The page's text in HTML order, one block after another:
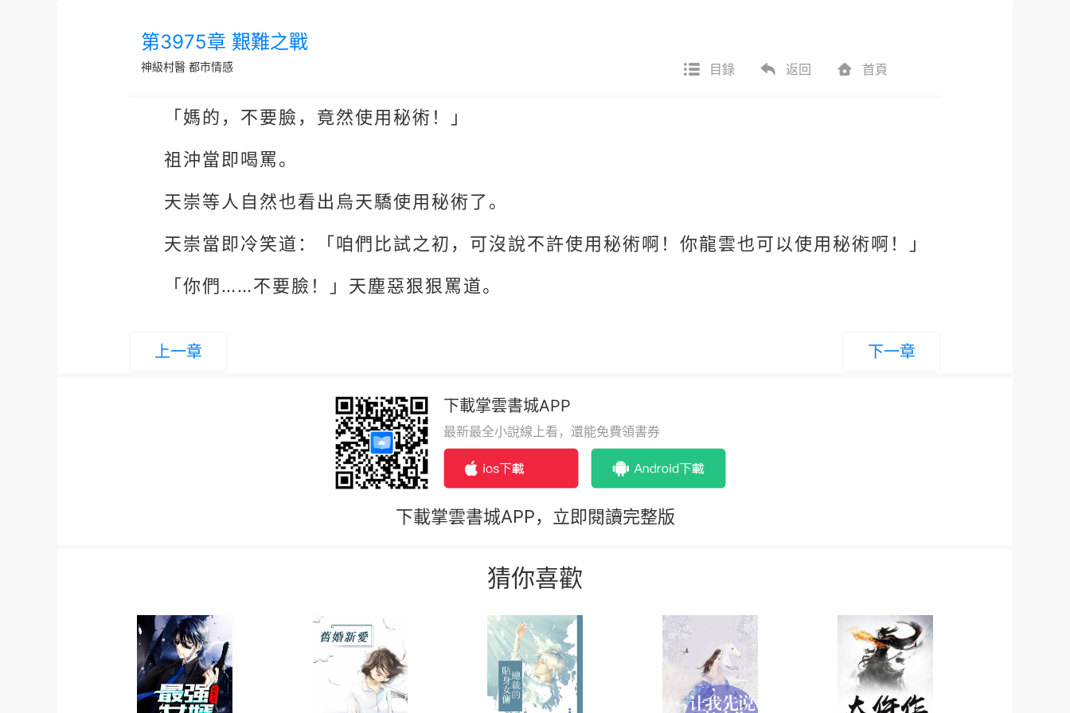
第3975章 艱難之戰
神級村醫 都市情感 目錄 返回 首頁
「媽的，不要臉，竟然使用秘術！」
祖沖當即喝罵。
天崇等人自然也看出烏天驕使用秘術了。
天崇當即冷笑道：「咱們比試之初，可沒說不許使用秘術啊！你龍雲也可以使用秘術啊！」
「你們……不要臉！」天塵惡狠狠罵道。
上一章 下一章
下載掌雲書城APP
最新最全小說線上看，還能免費領書券
下載掌雲書城APP，立即閱讀完整版
猜你喜歡